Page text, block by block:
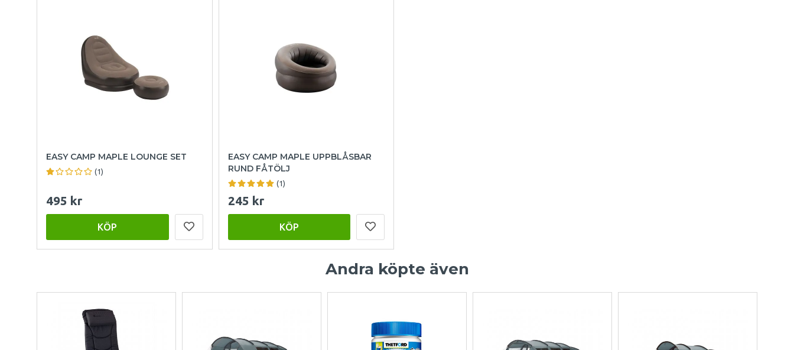
EASY CAMP MAPLE LOUNGE SET
(1)
495 kr
KÖP
EASY CAMP MAPLE UPPBLÅSBAR
RUND FÅTÖLJ
(1)
245 kr
KÖP
Andra köpte även